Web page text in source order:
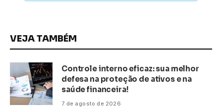
VEJA TAMBÉM
Controle interno eficaz: sua melhor
defesa na proteção de ativos e na
saúde financeira!
7 de agosto de 2026